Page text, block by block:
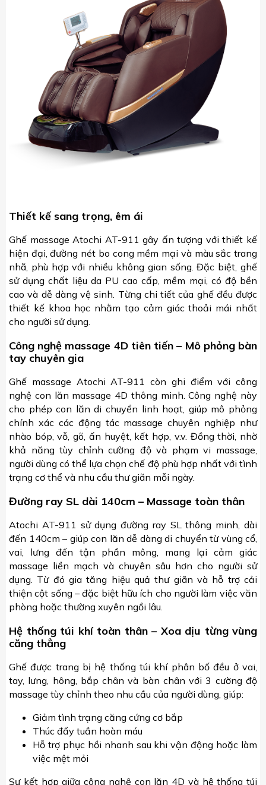
Thiết kế sang trọng, êm ái
Ghế massage Atochi AT-911 gây ấn tượng với thiết kế
hiện đại, đường nét bo cong mềm mại và màu sắc trang
nhã, phù hợp với nhiều không gian sống. Đặc biệt, ghế
sử dụng chất liệu da PU cao cấp, mềm mại, có độ bền
cao và dễ dàng vệ sinh. Từng chi tiết của ghế đều được
thiết kế khoa học nhằm tạo cảm giác thoải mái nhất
cho người sử dụng.
Công nghệ massage 4D tiên tiến – Mô phỏng bàn
tay chuyên gia
Ghế massage Atochi AT-911 còn ghi điểm với công
nghệ con lăn massage 4D thông minh. Công nghệ này
cho phép con lăn di chuyển linh hoạt, giúp mô phỏng
chính xác các động tác massage chuyên nghiệp như
nhào bóp, vỗ, gõ, ấn huyệt, kết hợp, v.v. Đồng thời, nhờ
khả năng tùy chỉnh cường độ và phạm vi massage,
người dùng có thể lựa chọn chế độ phù hợp nhất với tình
trạng cơ thể và nhu cầu thư giãn mỗi ngày.
Đường ray SL dài 140cm – Massage toàn thân
Atochi AT-911 sử dụng đường ray SL thông minh, dài
đến 140cm – giúp con lăn dễ dàng di chuyển từ vùng cổ,
vai, lưng đến tận phần mông, mang lại cảm giác
massage liền mạch và chuyên sâu hơn cho người sử
dụng. Từ đó gia tăng hiệu quả thư giãn và hỗ trợ cải
thiện cột sống – đặc biệt hữu ích cho người làm việc văn
phòng hoặc thường xuyên ngồi lâu.
Hệ thống túi khí toàn thân – Xoa dịu từng vùng
căng thẳng
Ghế được trang bị hệ thống túi khí phân bố đều ở vai,
tay, lưng, hông, bắp chân và bàn chân với 3 cường độ
massage tùy chỉnh theo nhu cầu của người dùng, giúp:
Giảm tình trạng căng cứng cơ bắp
Thúc đẩy tuần hoàn máu
Hỗ trợ phục hồi nhanh sau khi vận động hoặc làm
việc mệt mỏi
Sự kết hợp giữa công nghệ con lăn 4D và hệ thống túi